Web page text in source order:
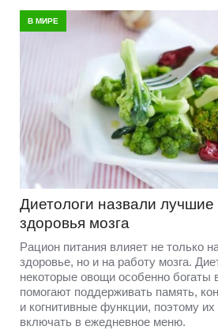
В МИРЕ
Диетологи назвали
здоровья мозга
Рацион питания влияет не только
здоровье, но и на работу мозга.
некоторые овощи особенно богаты
помогают поддерживать память,
и когнитивные функции, поэтому их
включать в ежедневное меню.